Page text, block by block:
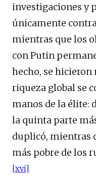
investigaciones y
únicamente
mientras que los
con Putin
hecho, se
riqueza global se
manos de la élite:
la quinta parte
duplicó, mientras
más pobre de los
[xvi]